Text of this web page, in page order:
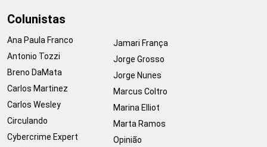
Colunistas
Ana Paula Franco
Antonio Tozzi
Breno DaMata
Carlos Martinez
Carlos Wesley
Circulando
Cybercrime Expert
Jamari França
Jorge Grosso
Jorge Nunes
Marcus Coltro
Marina Elliot
Marta Ramos
Opinião